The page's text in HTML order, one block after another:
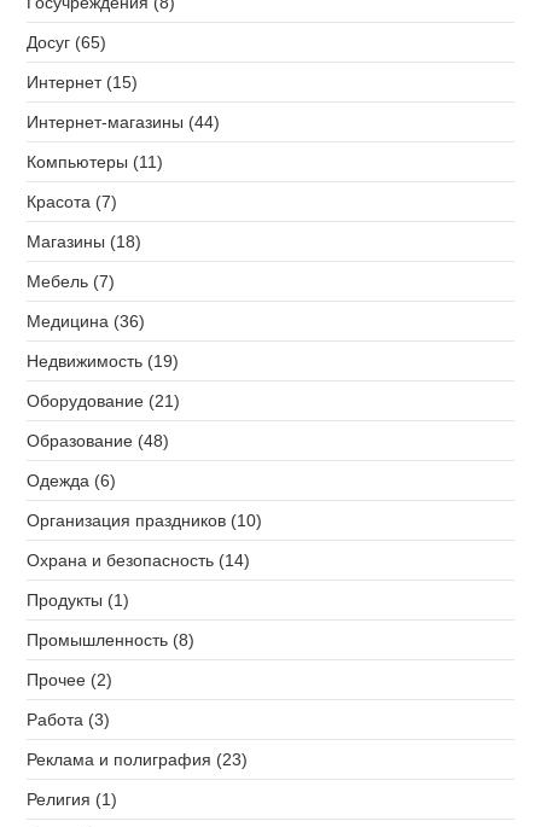
Досуг (65)
Интернет (15)
Интернет-магазины (44)
Компьютеры (11)
Красота (7)
Магазины (18)
Мебель (7)
Медицина (36)
Недвижимость (19)
Оборудование (21)
Образование (48)
Одежда (6)
Организация праздников (10)
Охрана и безопасность (14)
Продукты (1)
Промышленность (8)
Прочее (2)
Работа (3)
Реклама и полиграфия (23)
Религия (1)